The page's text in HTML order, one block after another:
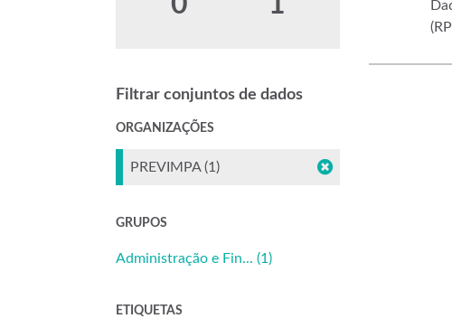
Filtrar conjuntos de dados
ORGANIZAÇÕES
PREVIMPA (1)
GRUPOS
Administração e Fin... (1)
ETIQUETAS